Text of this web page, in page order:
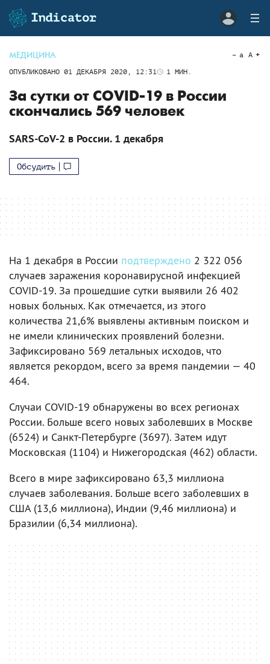
МЕДИЦИНА
ОПУБЛИКОВАНО 01 ДЕКАБРЯ 2020, 12:31 1 МИН.
a A
За сутки от COVID-19 в России
скончались 569 человек
SARS-CoV-2 в России. 1 декабря
Обсудить
На 1 декабря в России подтверждено 2 322 056
случаев заражения коронавирусной инфекцией
COVID-19. За прошедшие сутки выявили 26 402
новых больных. Как отмечается, из этого
количества 21,6% выявлены активным поиском и
не имели клинических проявлений болезни.
Зафиксировано 569 летальных исходов, что
является рекордом, всего за время пандемии — 40
464.
Случаи COVID-19 обнаружены во всех регионах
России. Больше всего новых заболевших в Москве
(6524) и Санкт-Петербурге (3697). Затем идут
Московская (1104) и Нижегородская (462) области.
Всего в мире зафиксировано 63,3 миллиона
случаев заболевания. Больше всего заболевших в
США (13,6 миллиона), Индии (9,46 миллиона) и
Бразилии (6,34 миллиона).